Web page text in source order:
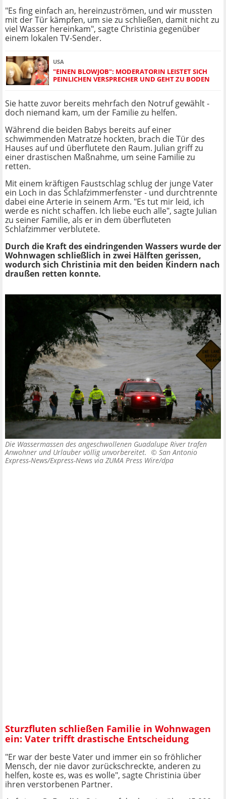
"Es fing einfach an, hereinzuströmen, und wir mussten
mit der Tür kämpfen, um sie zu schließen, damit nicht zu
viel Wasser hereinkam", sagte Christinia gegenüber
einem lokalen TV-Sender.
USA
"EINEN BLOWJOB": MODERATORIN LEISTET SICH
PEINLICHEN VERSPRECHER UND GEHT ZU BODEN
Sie hatte zuvor bereits mehrfach den Notruf gewählt -
doch niemand kam, um der Familie zu helfen.
Während die beiden Babys bereits auf einer
schwimmenden Matratze hockten, brach die Tür des
Hauses auf und überflutete den Raum. Julian griff zu
einer drastischen Maßnahme, um seine Familie zu
retten.
Mit einem kräftigen Faustschlag schlug der junge Vater
ein Loch in das Schlafzimmerfenster - und durchtrennte
dabei eine Arterie in seinem Arm. "Es tut mir leid, ich
werde es nicht schaffen. Ich liebe euch alle", sagte Julian
zu seiner Familie, als er in dem überfluteten
Schlafzimmer verblutete.
Durch die Kraft des eindringenden Wassers wurde der
Wohnwagen schließlich in zwei Hälften gerissen,
wodurch sich Christinia mit den beiden Kindern nach
draußen retten konnte.
Die Wassermassen des angeschwollenen Guadalupe River trafen
Anwohner und Urlauber völlig unvorbereitet. © San Antonio
Express-News/Express-News via ZUMA Press Wire/dpa
Sturzfluten schließen Familie in Wohnwagen
ein: Vater trifft drastische Entscheidung
"Er war der beste Vater und immer ein so fröhlicher
Mensch, der nie davor zurückschreckte, anderen zu
helfen, koste es, was es wolle", sagte Christinia über
ihren verstorbenen Partner.